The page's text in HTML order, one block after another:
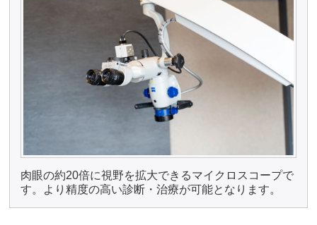
肉眼の約20倍に視野を拡大できるマイクロスコープで
す。より精度の高い診断・治療が可能となります。